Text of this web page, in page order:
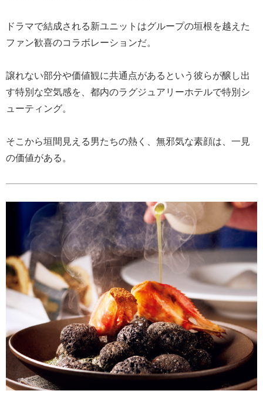
ドラマで結成される新ユニットはグループの垣根を越えた
ファン歓喜のコラボレーションだ。
譲れない部分や価値観に共通点があるという彼らが醸し出
す特別な空気感を、都内のラグジュアリーホテルで特別シ
ューティング。
そこから垣間見える男たちの熱く、無邪気な素顔は、一見
の価値がある。